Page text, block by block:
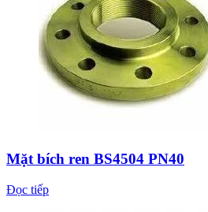
Mặt bích ren BS4504 PN40
Đọc tiếp